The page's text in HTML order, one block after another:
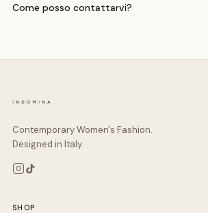
Come posso contattarvi?
Contemporary Women's Fashion.
Designed in Italy.
SHOP